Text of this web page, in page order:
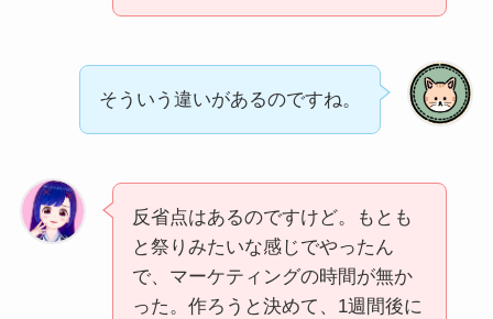
そういう違いがあるのですね。
反省点はあるのですけど。もとも
と祭りみたいな感じでやったん
で、マーケティングの時間が無か
った。作ろうと決めて、1週間後に